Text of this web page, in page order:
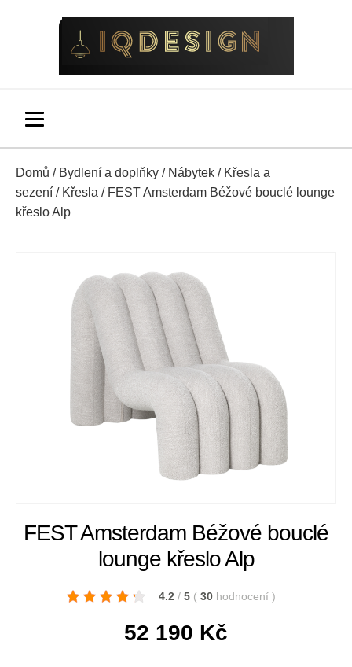
Domů / Bydlení a doplňky / Nábytek / Křesla a
sezení / Křesla / FEST Amsterdam Béžové bouclé lounge
křeslo Alp
FEST Amsterdam Béžové bouclé
lounge křeslo Alp
4.2 / 5 ( 30 hodnocení )
52 190 Kč